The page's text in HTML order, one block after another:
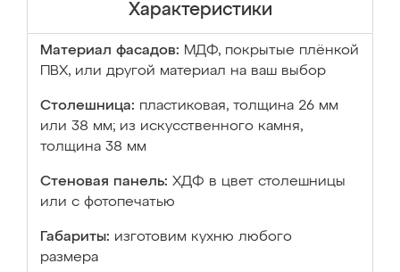
Характеристики
Материал фасадов: МДФ, покрытые плёнкой
ПВХ, или другой материал на ваш выбор
Столешница: пластиковая, толщина 26 мм
или 38 мм; из искусственного камня,
толщина 38 мм
Стеновая панель: ХДФ в цвет столешницы
или с фотопечатью
Габариты: изготовим кухню любого
размера